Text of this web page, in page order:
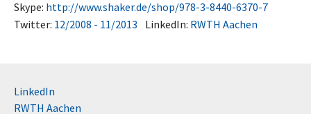
Skype: http://www.shaker.de/shop/978-3-8440-6370-7
Twitter: 12/2008 - 11/2013 LinkedIn: RWTH Aachen
LinkedIn
RWTH Aachen